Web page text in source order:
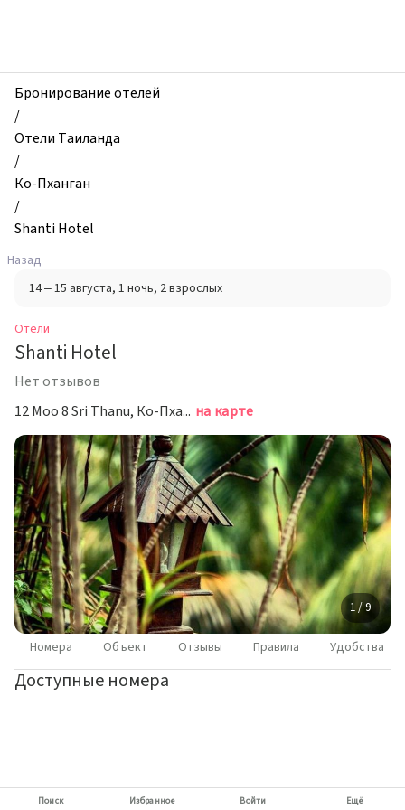
Shanti
Hotel,
Ко-
Пханган,
Таиланд
Бронирование отелей
/
Отели Таиланда
/
Ко-Пханган
/
Shanti Hotel
Назад
14 – 15 августа, 1 ночь, 2 взрослых
Отели
Shanti Hotel
Нет отзывов
12 Moo 8 Sri Thanu, Ко-Пханган на карте
1 / 9
Номера Объект Отзывы Правила Удобства
Доступные номера
Поиск Избранное Войти Ещё